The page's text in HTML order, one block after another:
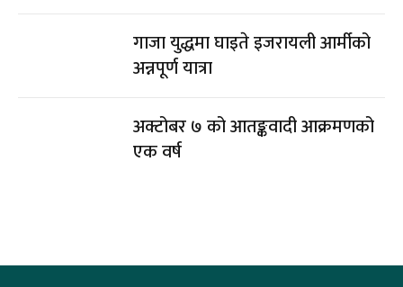
गाजा युद्धमा घाइते इजरायली आर्मीको
अन्नपूर्ण यात्रा
अक्टोबर ७ को आतङ्कवादी आक्रमणको
एक वर्ष